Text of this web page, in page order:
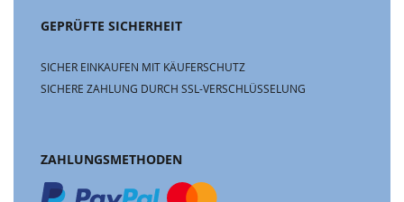
GEPRÜFTE SICHERHEIT
SICHER EINKAUFEN MIT KÄUFERSCHUTZ
SICHERE ZAHLUNG DURCH SSL-VERSCHLÜSSELUNG
ZAHLUNGSMETHODEN